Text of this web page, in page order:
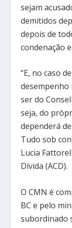
sejam
demitidos
depois de
condenação
“E, no caso
desempenho
ser do
seja, do
dependerá
Tudo sob
Lucia
Dívida (ACD).
O CMN é
BC e pelo
subordinado